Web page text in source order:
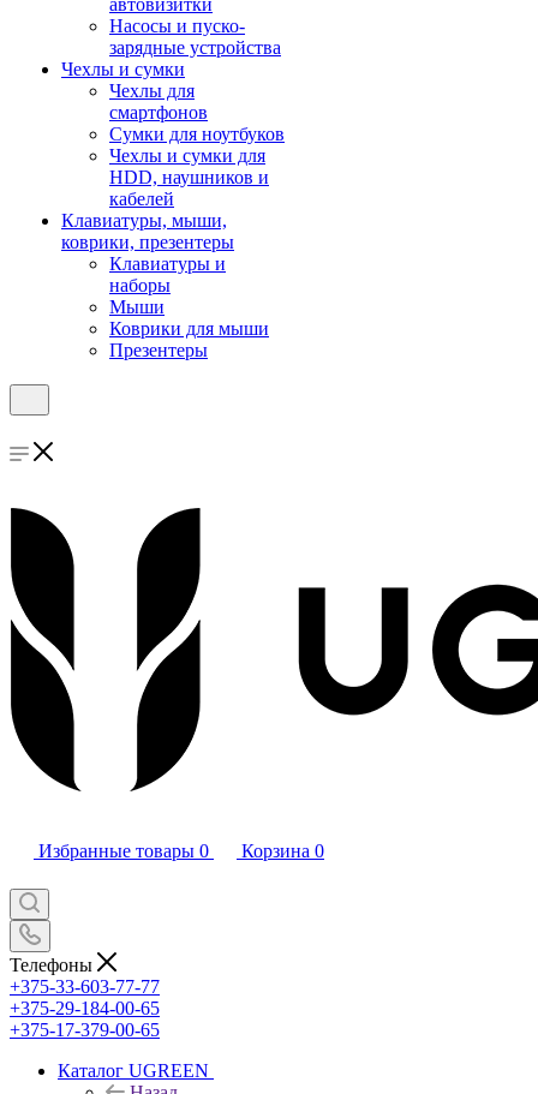
автовизитки
Насосы и пуско-
зарядные устройства
Чехлы и сумки
Чехлы для
смартфонов
Сумки для ноутбуков
Чехлы и сумки для
HDD, наушников и
кабелей
Клавиатуры, мыши,
коврики, презентеры
Клавиатуры и
наборы
Мыши
Коврики для мыши
Презентеры
Избранные товары 0 Корзина 0
Телефоны
+375-33-603-77-77
+375-29-184-00-65
+375-17-379-00-65
Каталог UGREEN